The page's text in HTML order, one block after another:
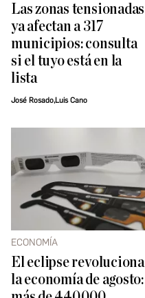
Las zonas tensionadas
ya afectan a 317
municipios: consulta
si el tuyo está en la
lista
José Rosado,Luis Cano
ECONOMÍA
El eclipse revoluciona
la economía de agosto: